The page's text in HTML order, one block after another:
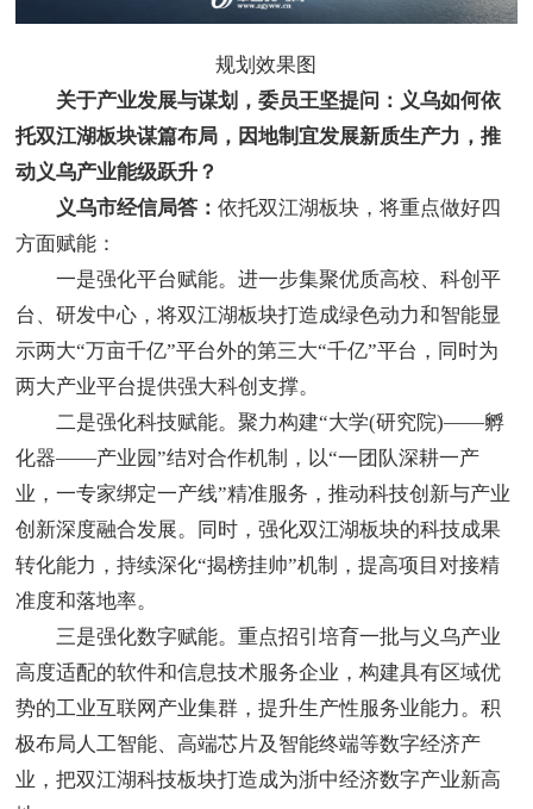
规划效果图
关于产业发展与谋划，委员王坚提问：义乌如何依
托双江湖板块谋篇布局，因地制宜发展新质生产力，推
动义乌产业能级跃升？
义乌市经信局答：依托双江湖板块，将重点做好四
方面赋能：
一是强化平台赋能。进一步集聚优质高校、科创平
台、研发中心，将双江湖板块打造成绿色动力和智能显
示两大“万亩千亿”平台外的第三大“千亿”平台，同时为
两大产业平台提供强大科创支撑。
二是强化科技赋能。聚力构建“大学(研究院)——孵
化器——产业园”结对合作机制，以“一团队深耕一产
业，一专家绑定一产线”精准服务，推动科技创新与产业
创新深度融合发展。同时，强化双江湖板块的科技成果
转化能力，持续深化“揭榜挂帅”机制，提高项目对接精
准度和落地率。
三是强化数字赋能。重点招引培育一批与义乌产业
高度适配的软件和信息技术服务企业，构建具有区域优
势的工业互联网产业集群，提升生产性服务业能力。积
极布局人工智能、高端芯片及智能终端等数字经济产
业，把双江湖科技板块打造成为浙中经济数字产业新高